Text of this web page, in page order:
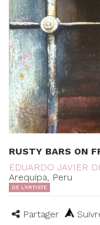
RUSTY BARS ON
EDUARDO JAVIER
Arequipa, Peru
DE L'ARTISTE
Partager